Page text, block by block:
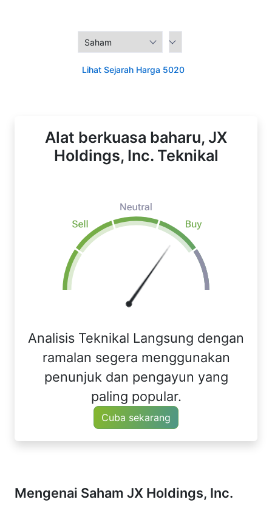
Lihat Sejarah Harga 5020
Alat berkuasa baharu, JX
Holdings, Inc. Teknikal
Analisis Teknikal Langsung dengan
ramalan segera menggunakan
penunjuk dan pengayun yang
paling popular.
Cuba sekarang
Mengenai Saham JX Holdings, Inc.